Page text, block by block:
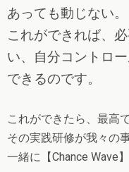
あっても動じない。
これができれば、
い、自分コントロ
できるのです。
これができたら、最高
その実践研修が我々の
一緒に【Chance Wave